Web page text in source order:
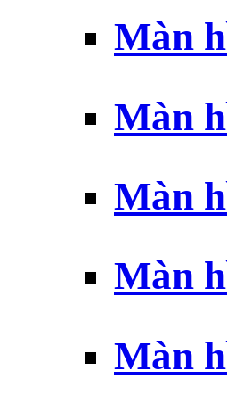
Màn
Màn
Màn
Màn
Màn